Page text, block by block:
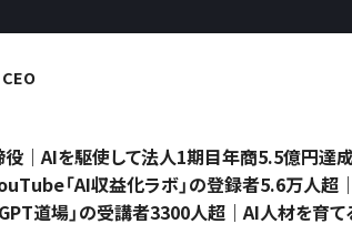
役｜AIを駆使して法人1期目年商5.5億円達
「AI収益化ラボ」の登録者5.6万人超
道場」の受講者3300人超｜AI人材を育て